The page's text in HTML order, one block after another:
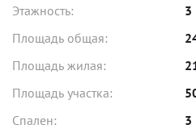
Этажность:
3
Площадь общая:
Площадь жилая:
Площадь участка:
Спален:
3